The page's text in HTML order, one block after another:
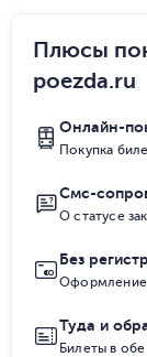
Плюсы
poezda.ru
Онлайн-
Покупка
Смс-
О статусе
Без
Оформление
Туда и
Билеты в